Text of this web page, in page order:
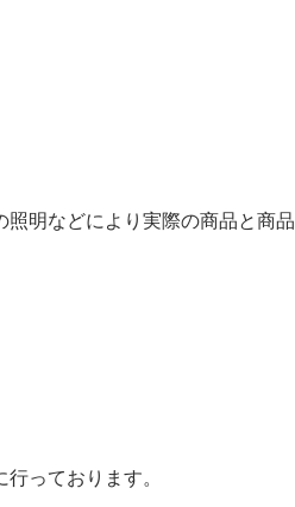
明などにより実際の商品と商
っております。